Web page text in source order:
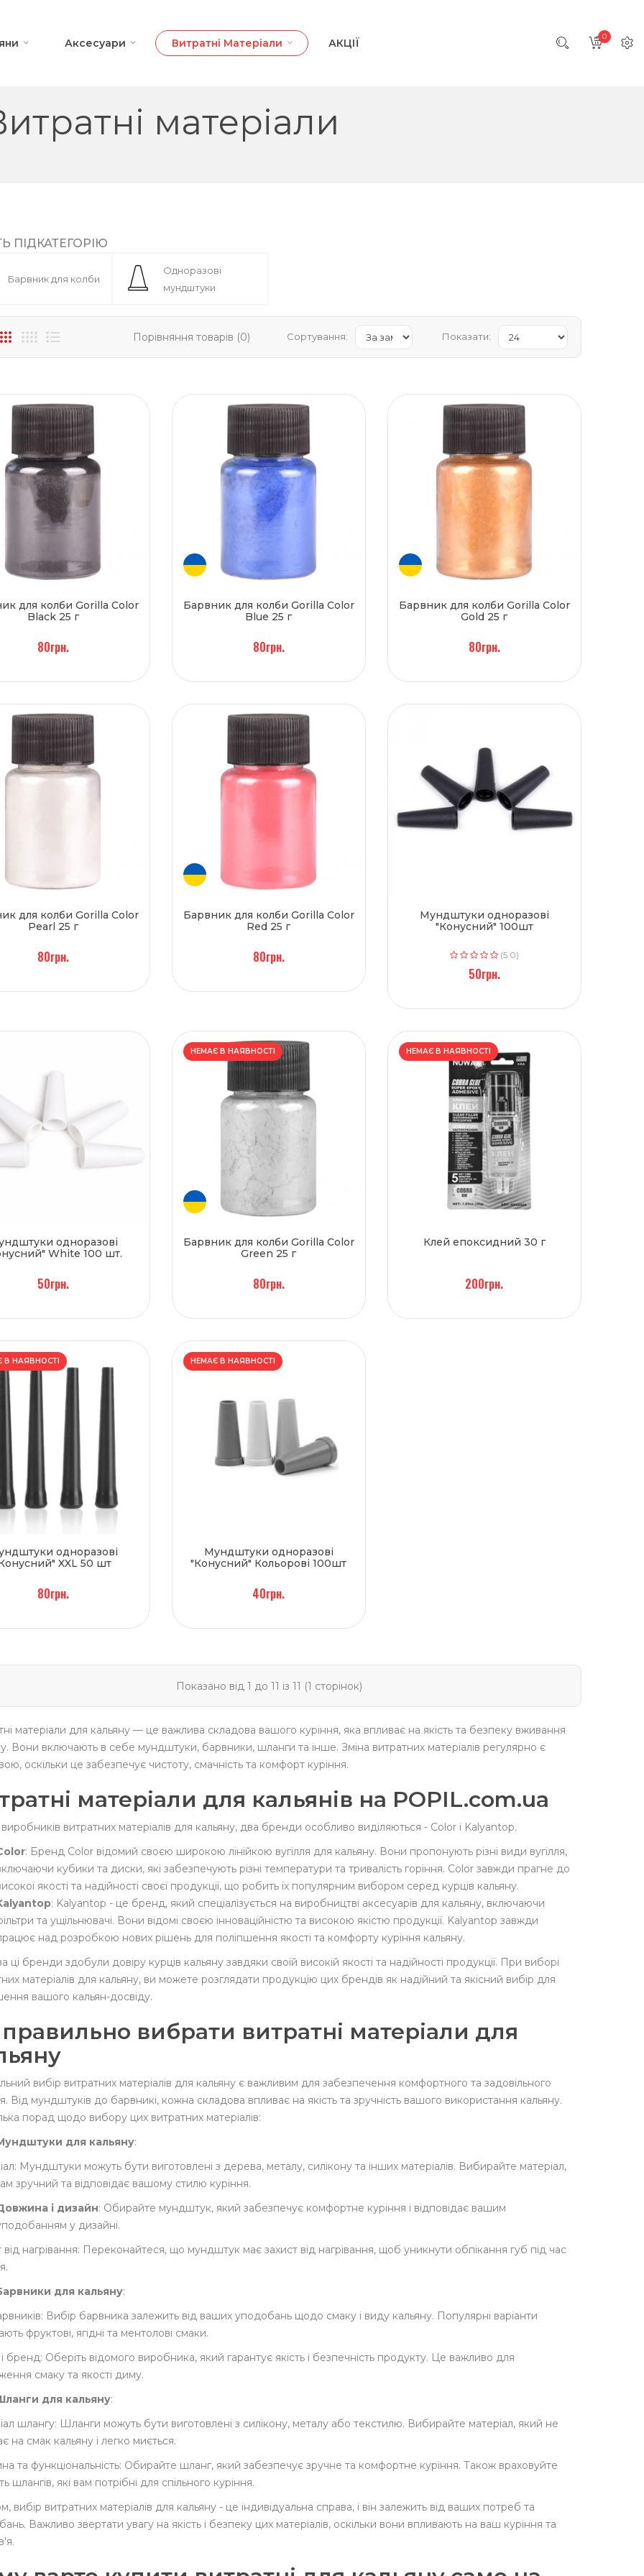
Аксесуари Витратні Матеріали АКЦІЇ
0
матеріали
ПІДКАТЕГОРІЮ
Барвник для колби
Одноразові
мундштуки
Порівняння товарів (0) Сортування: Показати:
для колби Gorilla Color
Black 25 г
80грн.
Барвник для колби Gorilla Color
Blue 25 г
80грн.
Барвник для колби Gorilla Color
Gold 25 г
80грн.
для колби Gorilla Color
Pearl 25 г
80грн.
Барвник для колби Gorilla Color
Red 25 г
80грн.
Мундштуки одноразові
"Конусний" 100шт
(5.0)
50грн.
одноразові
White 100 шт.
50грн.
НЕМАЄ В НАЯВНОСТІ
Барвник для колби Gorilla Color
Green 25 г
80грн.
НЕМАЄ В НАЯВНОСТІ
Клей епоксидний 30 г
200грн.
В НАЯВНОСТІ
одноразові
XXL 50 шт
80грн.
НЕМАЄ В НАЯВНОСТІ
Мундштуки одноразові
"Конусний" Кольорові 100шт
40грн.
Показано від 1 до 11 із 11 (1 сторінок)
матеріали для кальяну — це важлива складова вашого куріння, яка впливає на якість та безпеку вживання
Вони включають в себе мундштуки, барвники, шланги та інше. Зміна витратних матеріалів регулярно є
оскільки це забезпечує чистоту, смачність та комфорт куріння.
матеріали для кальянів на POPIL.com.ua
виробників витратних матеріалів для кальяну, два бренди особливо виділяються - Color і Kalyantop.
: Бренд Color відомий своєю широкою лінійкою вугілля для кальяну. Вони пропонують різні види вугілля,
кубики та диски, які забезпечують різні температури та тривалість горіння. Color завжди прагне до
якості та надійності своєї продукції, що робить їх популярним вибором серед курців кальяну.
: Kalyantop - це бренд, який спеціалізується на виробництві аксесуарів для кальяну, включаючи
та ущільнювачі. Вони відомі своєю інноваційністю та високою якістю продукції. Kalyantop завжди
над розробкою нових рішень для поліпшення якості та комфорту куріння кальяну.
ці бренди здобули довіру курців кальяну завдяки своїй високій якості та надійності продукції. При виборі
матеріалів для кальяну, ви можете розглядати продукцію цих брендів як надійний та якісний вибір для
вашого кальян-досвіду.
вибрати витратні матеріали для
вибір витратних матеріалів для кальяну є важливим для забезпечення комфортного та задовільного
Від мундштуків до барвникі, кожна складова впливає на якість та зручність вашого використання кальяну.
порад щодо вибору цих витратних матеріалів:
для кальяну:
Мундштуки можуть бути виготовлені з дерева, металу, силікону та інших матеріалів. Вибирайте матеріал,
зручний та відповідає вашому стилю куріння.
і дизайн: Обирайте мундштук, який забезпечує комфортне куріння і відповідає вашим
у дизайні.
від нагрівання: Переконайтеся, що мундштук має захист від нагрівання, щоб уникнути обпікання губ під час
для кальяну:
Вибір барвника залежить від ваших уподобань щодо смаку і виду кальяну. Популярні варіанти
фруктові, ягідні та ментолові смаки.
і бренд: Оберіть відомого виробника, який гарантує якість і безпечність продукту. Це важливо для
смаку та якості диму.
для кальяну:
шлангу: Шланги можуть бути виготовлені з силікону, металу або текстилю. Вибирайте матеріал, який не
на смак кальяну і легко миється.
та функціональність: Обирайте шланг, який забезпечує зручне та комфортне куріння. Також враховуйте
шлангів, які вам потрібні для спільного куріння.
вибір витратних матеріалів для кальяну - це індивідуальна справа, і він залежить від ваших потреб та
Важливо звертати увагу на якість і безпеку цих матеріалів, оскільки вони впливають на ваш куріння та